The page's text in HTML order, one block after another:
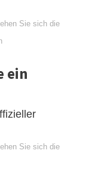
Sie sich die
ein
Sie sich die